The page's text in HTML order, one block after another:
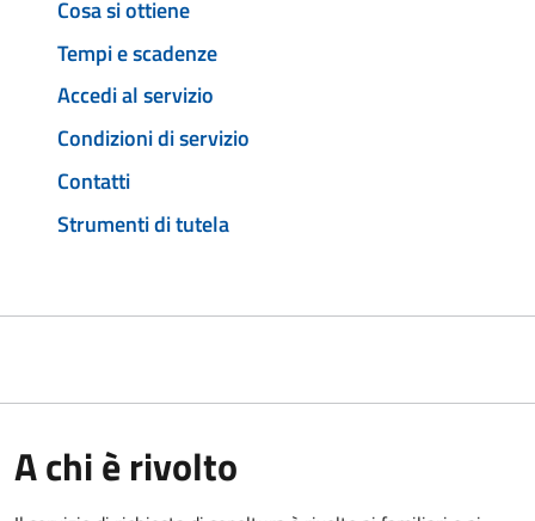
Cosa si ottiene
Tempi e scadenze
Accedi al servizio
Condizioni di servizio
Contatti
Strumenti di tutela
A chi è rivolto